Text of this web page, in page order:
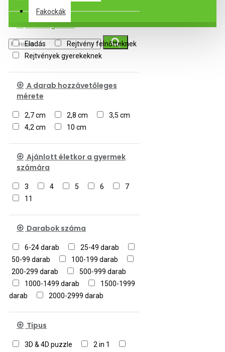
Fakockák
Alkategóriák
Eladás
Rejtvény felnőtteknek
Rejtvények gyerekeknek
A darab hozzávetőleges
mérete
2,7 cm 2,8 cm
3,5 cm
4,2 cm
10 cm
Ajánlott életkor a gyermek
számára
3 4 5 6
7
11
Darabok száma
6-24 darab
25-49 darab
50-99 darab
100-199 darab
200-299 darab
500-999 darab
1000-1499 darab
1500-1999
darab
2000-2999 darab
Típus
3D & 4D puzzle
2 in 1